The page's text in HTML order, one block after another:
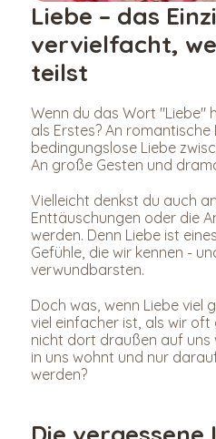
Liebe – das
vervielfacht,
teilst
Wenn du das Wort "Liebe"
als Erstes? An romantische
bedingungslose Liebe
An große Gesten und
Vielleicht denkst du auch
Enttäuschungen oder die
werden. Denn Liebe ist
Gefühle, die wir kennen -
verwundbarsten.
Doch was, wenn Liebe viel
viel einfacher ist, als wir oft
nicht dort draußen auf
in uns wohnt und nur
werden?